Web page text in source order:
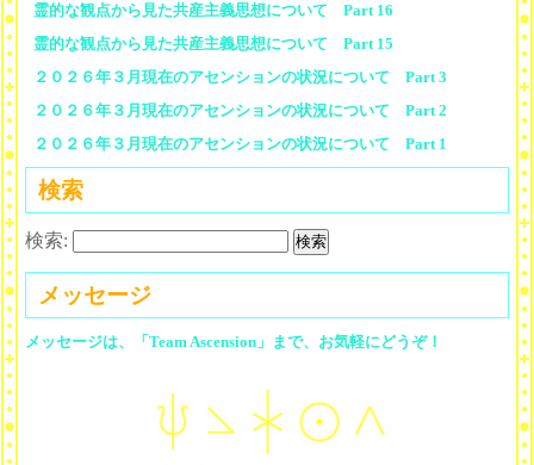
霊的な観点から見た共産主義思想について Part 16
霊的な観点から見た共産主義思想について Part 15
２０２６年３月現在のアセンションの状況について Part 3
２０２６年３月現在のアセンションの状況について Part 2
２０２６年３月現在のアセンションの状況について Part 1
検索
検索:
メッセージ
メッセージは、「Team Ascension」まで、お気軽にどうぞ！